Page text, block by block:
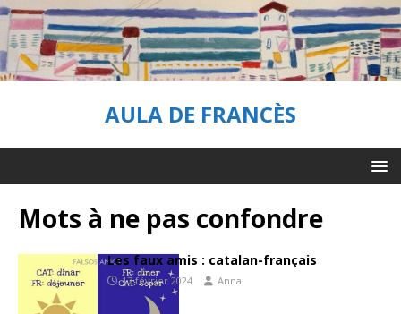
AULA DE FRANCÈS
Mots à ne pas confondre
Les faux amis : catalan-français
17 février 2024 Anna